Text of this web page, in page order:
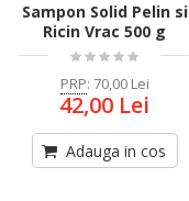
Sampon Solid Pelin si
Ricin Vrac 500 g
PRP: 70,00 Lei
42,00 Lei
Adauga in cos